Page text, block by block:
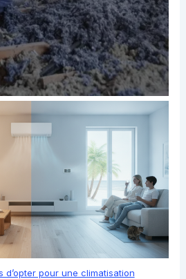
d’opter pour une climatisation